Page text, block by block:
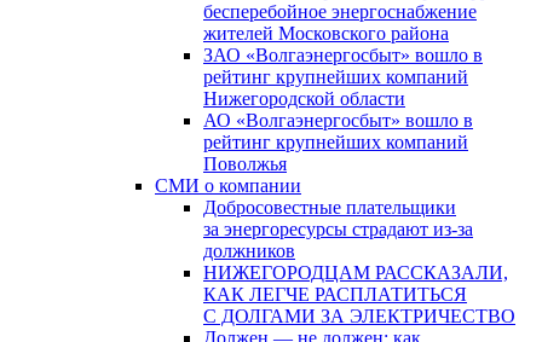
бесперебойное энергоснабжение
жителей Московского района
ЗАО «Волгаэнергосбыт» вошло в
рейтинг крупнейших компаний
Нижегородской области
АО «Волгаэнергосбыт» вошло в
рейтинг крупнейших компаний
Поволжья
СМИ о компании
Добросовестные плательщики
за энергоресурсы страдают из-за
должников
НИЖЕГОРОДЦАМ РАССКАЗАЛИ,
КАК ЛЕГЧЕ РАСПЛАТИТЬСЯ
С ДОЛГАМИ ЗА ЭЛЕКТРИЧЕСТВО